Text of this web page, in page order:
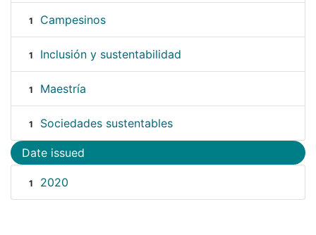
1 Campesinos
1 Inclusión y sustentabilidad
1 Maestría
1 Sociedades sustentables
Date issued
1 2020